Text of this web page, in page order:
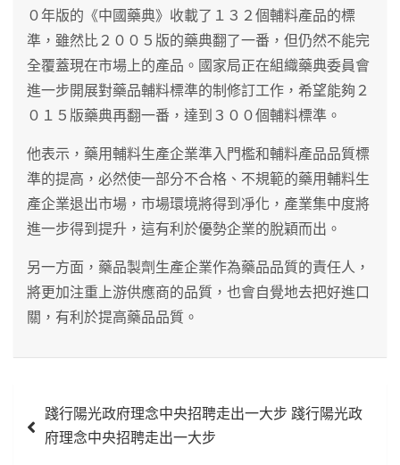
０年版的《中國藥典》收載了１３２個輔料產品的標
準，雖然比２００５版的藥典翻了一番，但仍然不能完
全覆蓋現在市場上的產品。國家局正在組織藥典委員會
進一步開展對藥品輔料標準的制修訂工作，希望能夠２
０１５版藥典再翻一番，達到３００個輔料標準。
他表示，藥用輔料生產企業準入門檻和輔料產品品質標
準的提高，必然使一部分不合格、不規範的藥用輔料生
產企業退出市場，市場環境將得到凈化，產業集中度將
進一步得到提升，這有利於優勢企業的脫穎而出。
另一方面，藥品製劑生產企業作為藥品品質的責任人，
將更加注重上游供應商的品質，也會自覺地去把好進口
關，有利於提高藥品品質。
章 踐行陽光政府理念中央招聘走出一大步 踐行陽光政
府理念中央招聘走出一大步